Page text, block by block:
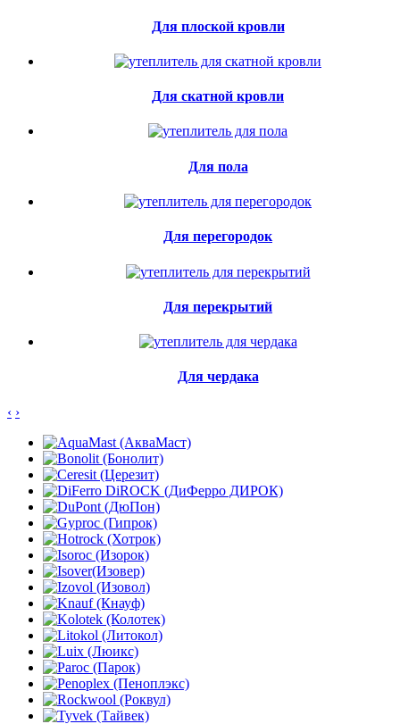
Для плоской кровли
Для скатной кровли
Для пола
Для перегородок
Для перекрытий
Для чердака
‹ ›